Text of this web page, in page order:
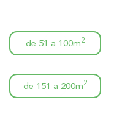
de 51 a 100m2
de 151 a 200m2